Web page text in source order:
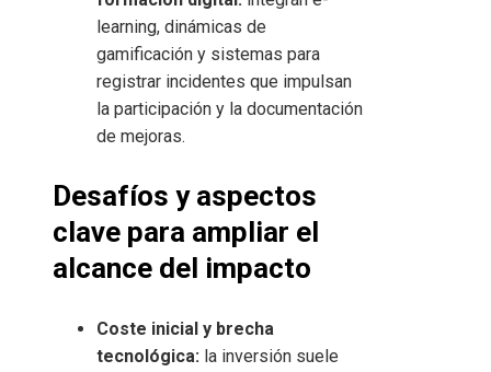
learning, dinámicas de
gamificación y sistemas para
registrar incidentes que impulsan
la participación y la documentación
de mejoras.
Desafíos y aspectos
clave para ampliar el
alcance del impacto
Coste inicial y brecha
tecnológica: la inversión suele